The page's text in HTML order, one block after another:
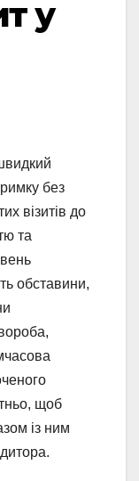
у
без
візитів до
та
обставини,
щоб
із ним